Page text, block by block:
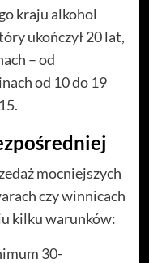
kraju alkohol
ukończył 20 lat,
– od
od 10 do 19
mocniejszych
czy winnicach
kilku warunków:
30-